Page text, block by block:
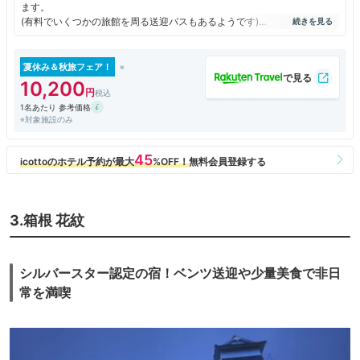
ます。
(有料でいくつかの旅館を周る送迎バスもあるようです)
宿泊したのは10畳に板の間が付いて部屋でバス・トイレ付き。
洗面が2つあり、風呂とトイレは大きめです。
大浴場は内湯と露天風呂があり、男女入替制になっています。
湯上り処の休憩室はかなり広くゆったりとしていて良かったです。
ご飯が一人ずつの釜炊きになっていて期待しましたが、火力に問題がある
のかもう一つ。
デザートがどれも美味しいなかったです。
朝食はビュッフェで、オムレツを焼いてくれるというので楽しみにしてい
ましたが、小さくて纏めて焼かれた物が並べられていて、プレーンとチー
ズ入りだけでした。
夏休み＆秋旅フェア！
10,200
1名あたり 参考価格
※対象施設のみ
3.箱根 花紋
シルバースター認定の宿！ベンツ送迎や少量美食で非日
常を満喫